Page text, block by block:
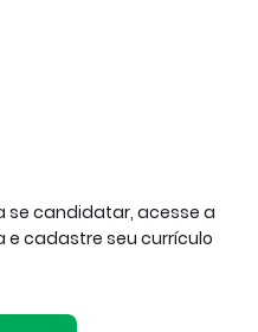
se candidatar, acesse a
e cadastre seu currículo